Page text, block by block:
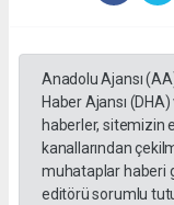
Anadolu Ajansı
Haber Ajansı
haberler, sitemizin
kanallarından
muhataplar haberi
editörü sorumlu